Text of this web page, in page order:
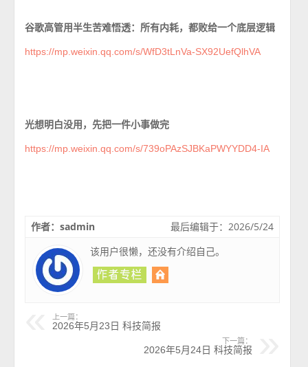
谷歌高管用半生苦难悟透：所有内耗，都败给一个底层逻辑
https://mp.weixin.qq.com/s/WfD3tLnVa-SX92UefQlhVA
光想明白没用，先把一件小事做完
https://mp.weixin.qq.com/s/739oPAzSJBKaPWYYDD4-IA
最后编辑于：2026/5/24
作者：sadmin
该用户很懒，还没有介绍自己。
上一篇：
2026年5月23日 科技简报
下一篇：
2026年5月24日 科技简报